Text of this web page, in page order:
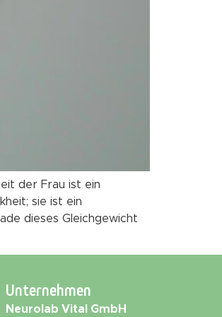
der Frau ist ein
sie ist ein
dieses Gleichgewicht
Unternehmen
Neurolab Vital GmbH